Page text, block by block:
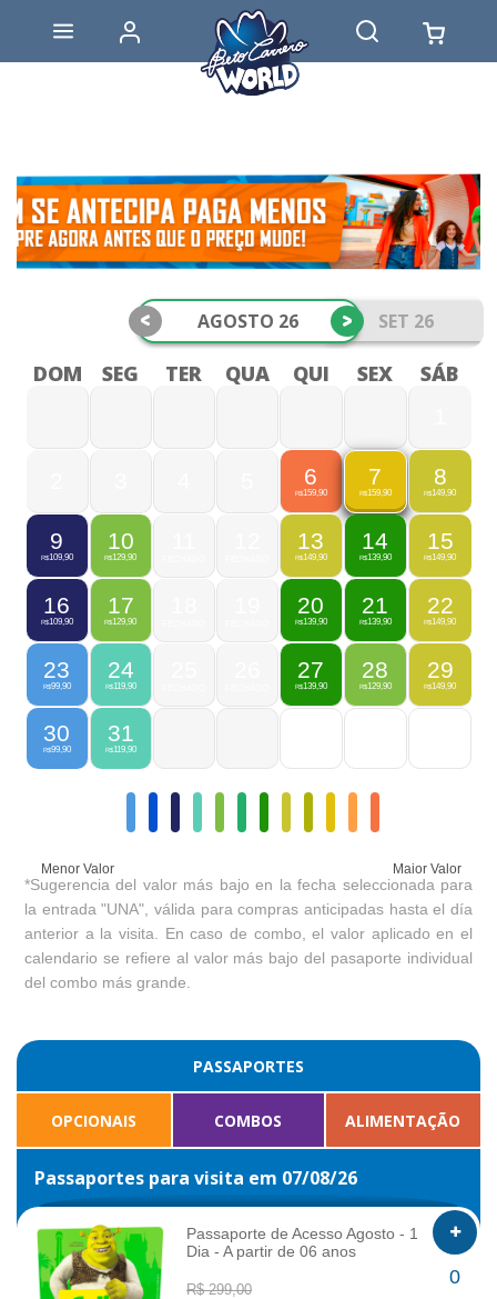
AGOSTO 26 SET 26
< >
DOM SEG TER QUA QUI SEX SÁB
6
R$159,90
7
R$159,90
8
R$149,90
9
R$109,90
10
R$129,90
13
R$149,90
14
R$139,90
15
R$149,90
16
R$109,90
17
R$129,90
20
R$139,90
21
R$139,90
22
R$149,90
23
R$99,90
24
R$119,90
27
R$139,90
28
R$129,90
29
R$149,90
30
R$99,90
31
R$119,90
Menor Valor Maior Valor
*Sugerencia del valor más bajo en la fecha seleccionada para
la entrada "UNA", válida para compras anticipadas hasta el día
anterior a la visita. En caso de combo, el valor aplicado en el
calendario se refiere al valor más bajo del pasaporte individual
del combo más grande.
PASSAPORTES
OPCIONAIS COMBOS ALIMENTAÇÃO
Passaportes para visita em 07/08/26
INFO
Passaporte de Acesso Agosto - 1
Dia - A partir de 06 anos
R$ 299,00
0